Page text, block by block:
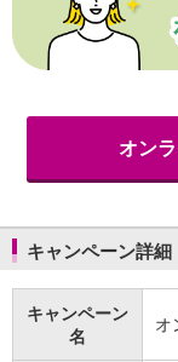
カード
クレジットカード
デビットカード
アプリ
イオン銀行アプリ
通帳アプリ
イオングループアプ
iAEON
AEON Pay
支払・入金・サービス
支払・入金
オン
キャンペーン詳細
キャンペーン
名
オ